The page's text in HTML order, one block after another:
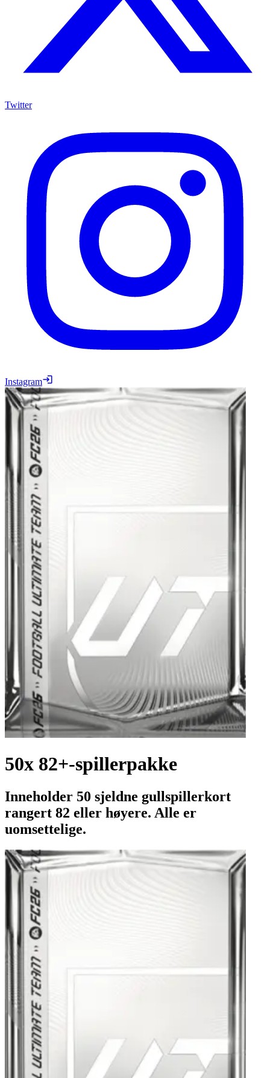
Twitter
Instagram
50x 82+-spillerpakke
Inneholder 50 sjeldne gullspillerkort
rangert 82 eller høyere. Alle er
uomsettelige.